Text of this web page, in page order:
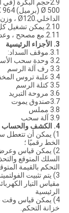
2.9حجم البكرة (في التخزين المؤقت للاستلام):
الداخلي.Ø120 ، وزن البكرة: 3500 كجم
2.10.يمكن تشغيل كل آلة رسم جماعية أو تشغيل رابط ؛
2.11.مع مصحح ، وعداد متر ؛دقة العداد 0.1 ％
3. الأجزاء الرئيسية
3.1.موقف السداد:
3.2 وحدة سحب الأسلاك
3.3 رف آلة الرسم
3.4 علبة تروس المخفض
3.5 كتلة الرسم
3.6 مروحة التبريد
3.7صندوق يموت
3.8 مملس
3.9 آلة سحب
4. الكشف والحساب
1) يمكن أن
الخط رقميًا ؛
2) يمكن قياس
السلك المتوقع
التحكم بالقيمة
3) يتم تثبيت
مقياس التيار
الرئيسية
4) يمكن قياس وقت
خزانة التحكم.